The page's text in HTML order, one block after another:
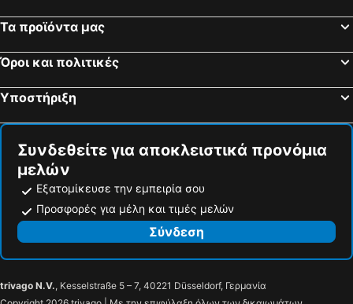
Τα προϊόντα μας
Όροι και πολιτικές
Υποστήριξη
Συνδεθείτε για αποκλειστικά προνόμια
μελών
Εξατομίκευσε την εμπειρία σου
Προσφορές για μέλη και τιμές μελών
Σύνδεση
trivago N.V., Kesselstraße 5 – 7, 40221 Düsseldorf, Γερμανία